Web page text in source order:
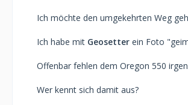
Ich möchte den umgekehrten Weg
Ich habe mit Geosetter ein Foto
Offenbar fehlen dem Oregon 550
Wer kennt sich damit aus?